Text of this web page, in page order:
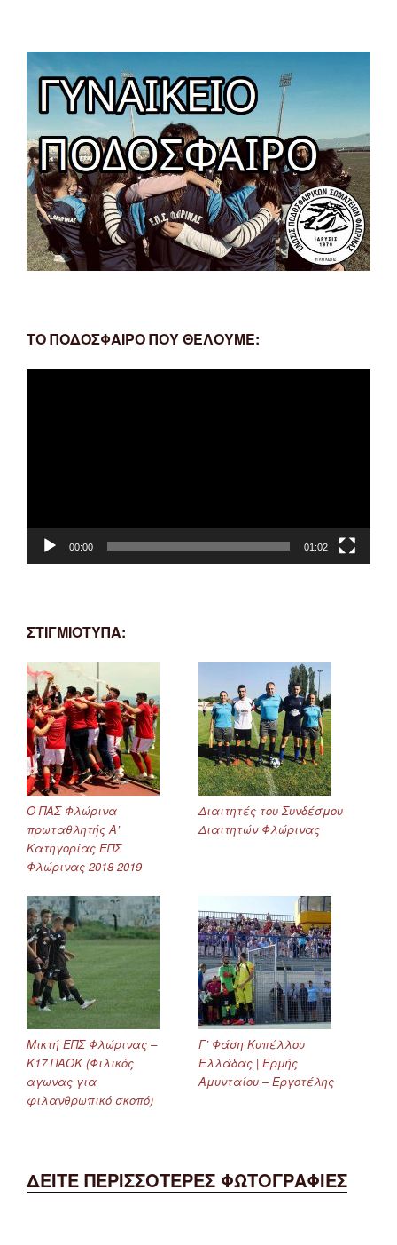
ΤΟ ΠΟΔΟΣΦΑΙΡΟ ΠΟΥ ΘΕΛΟΥΜΕ:
00:00 01:02
ΣΤΙΓΜΙΟΤΥΠΑ:
Ο ΠΑΣ Φλώρινα
πρωταθλητής Α’
Κατηγορίας ΕΠΣ
Φλώρινας 2018-2019
Διαιτητές του Συνδέσμου
Διαιτητών Φλώρινας
Μικτή ΕΠΣ Φλώρινας –
Κ17 ΠΑΟΚ (Φιλικός
αγωνας για
φιλανθρωπικό σκοπό)
Γ’ Φάση Κυπέλλου
Ελλάδας | Ερμής
Αμυνταίου – Εργοτέλης
ΔΕΙΤΕ ΠΕΡΙΣΣΟΤΕΡΕΣ ΦΩΤΟΓΡΑΦΙΕΣ